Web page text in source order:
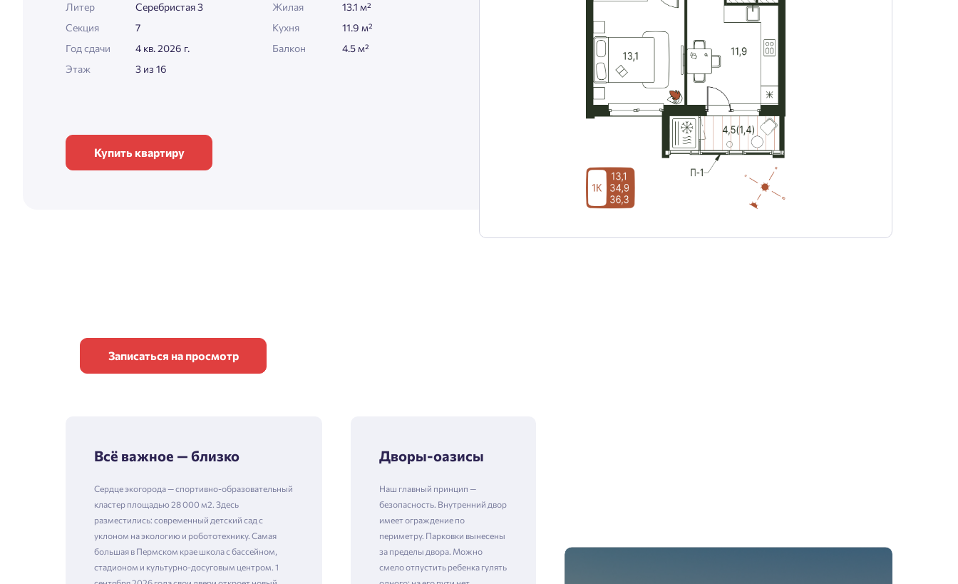
Литер
Серебристая 3
Секция
7
Год сдачи
4 кв. 2026 г.
Этаж
3 из 16
Жилая
13.1 м²
Кухня
11.9 м²
Балкон
4.5 м²
Купить квартиру
Записаться на просмотр
Всё важное — близко
Сердце экогорода — спортивно-образовательный
кластер площадью 28 000 м2. Здесь
разместились: современный детский сад с
уклоном на экологию и робототехнику. Самая
большая в Пермском крае школа с бассейном,
стадионом и культурно-досуговым центром. 1
Дворы-оазисы
Наш главный принцип —
безопасность. Внутренний двор
имеет ограждение по
периметру. Парковки вынесены
за пределы двора. Можно
смело отпустить ребенка гулять